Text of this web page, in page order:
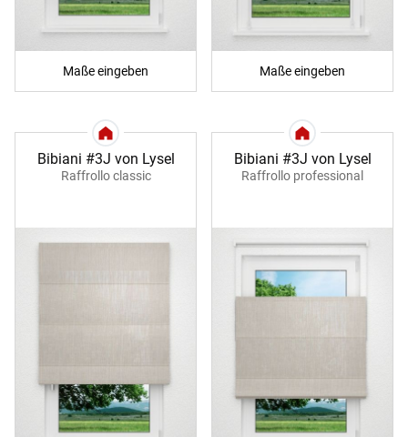
Maße eingeben Maße eingeben
Bibiani #3J von Lysel
Raffrollo classic
Bibiani #3J von Lysel
Raffrollo professional